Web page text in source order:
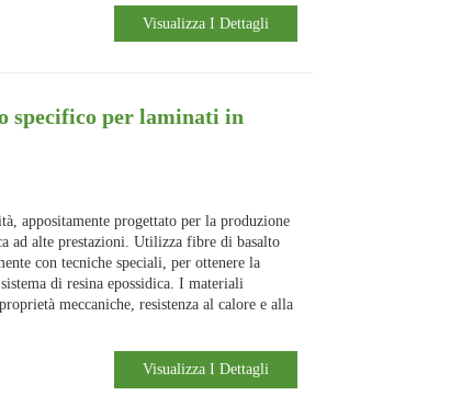
Visualizza I Dettagli
specifico per laminati in
appositamente progettato per la produzione
ad alte prestazioni. Utilizza fibre di basalto
con tecniche speciali, per ottenere la
di resina epossidica. I materiali
meccaniche, resistenza al calore e alla
Visualizza I Dettagli